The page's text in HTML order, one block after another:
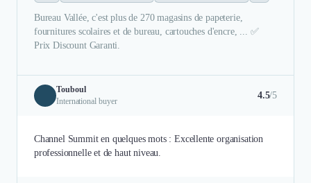
Bureau Vallée, c'est plus de 270 magasins de papeterie,
fournitures scolaires et de bureau, cartouches d'encre, ... ✅
Prix Discount Garanti.
Touboul
International buyer
4.5/5
Channel Summit en quelques mots : Excellente organisation
professionnelle et de haut niveau.